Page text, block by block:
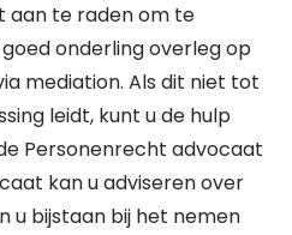
aan te raden om te
onderling overleg op
mediation. Als dit niet tot
leidt, kunt u de hulp
Personenrecht advocaat
kan u adviseren over
u bijstaan bij het nemen